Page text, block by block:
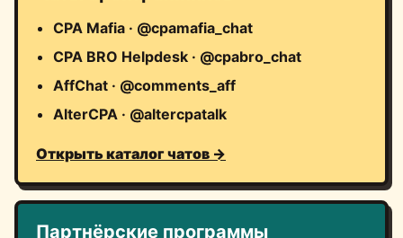
CPA Mafia · @cpamafia_chat
CPA BRO Helpdesk · @cpabro_chat
AffChat · @comments_aff
AlterCPA · @altercpatalk
Открыть каталог чатов →
Партнёрские программы